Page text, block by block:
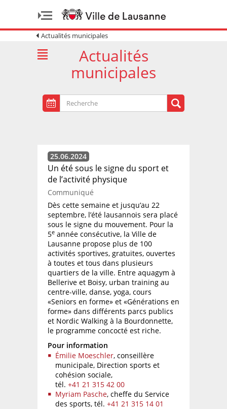
Actualités municipales
Actualités
municipales
25.06.2024
Un été sous le signe du sport et
de l’activité physique
Communiqué
Dès cette semaine et jusqu’au 22
septembre, l’été lausannois sera placé
sous le signe du mouvement. Pour la
5e année consécutive, la Ville de
Lausanne propose plus de 100
activités sportives, gratuites, ouvertes
à toutes et tous dans plusieurs
quartiers de la ville. Entre aquagym à
Bellerive et Boisy, urban training au
centre-ville, danse, yoga, cours
«Seniors en forme» et «Générations en
forme» dans différents parcs publics
et Nordic Walking à la Bourdonnette,
le programme concocté est riche.
Pour information
Émilie Moeschler, conseillère
municipale, Direction sports et
cohésion sociale,
tél. +41 21 315 42 00
Myriam Pasche, cheffe du Service
des sports, tél. +41 21 315 14 01